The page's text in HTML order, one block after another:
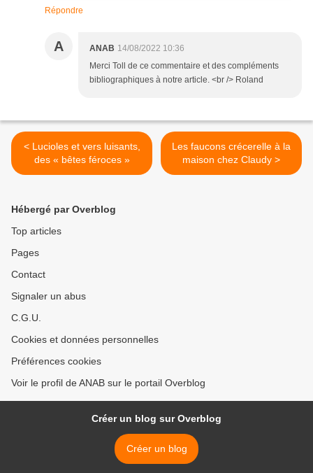
Répondre
A ANAB 14/08/2022 10:36
Merci Toll de ce commentaire et des compléments
bibliographiques à notre article. <br /> Roland
< Lucioles et vers luisants,
des « bêtes féroces »
Les faucons crécerelle à la
maison chez Claudy >
Hébergé par Overblog
Top articles
Pages
Contact
Signaler un abus
C.G.U.
Cookies et données personnelles
Préférences cookies
Voir le profil de ANAB sur le portail Overblog
Créer un blog sur Overblog
Créer un blog